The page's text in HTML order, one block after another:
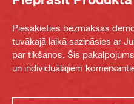
Piesakieties bezmaksas
tuvākajā laikā sazināsies ar
par tikšanos. Šis
un individuālajiem